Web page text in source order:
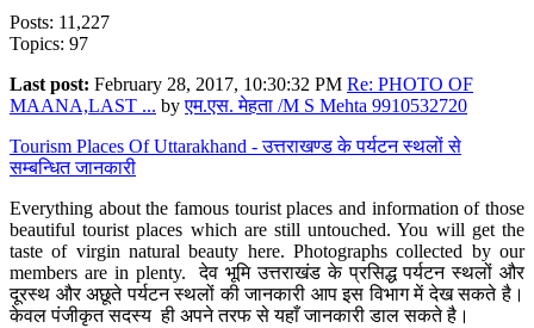
Posts: 11,227
Topics: 97
Last post: February 28, 2017, 10:30:32 PM Re: PHOTO OF
MAANA,LAST ... byएम.एस. मेहता /M S Mehta 9910532720
Tourism Places Of Uttarakhand - उत्तराखण्ड के पर्यटन स्थलों से
सम्बन्धित जानकारी
Everything about the famous tourist places and information of those
beautiful tourist places which are still untouched. You will get the
taste of virgin natural beauty here. Photographs collected by our
members are in plenty. देव भूमि उत्तराखंड के प्रसिद्ध पर्यटन स्थलों और
दूरस्थ और अछूते पर्यटन स्थलों की जानकारी आप इस विभाग में देख सकते है।
केवल पंजीकृत सदस्य ही अपने तरफ से यहाँ जानकारी डाल सकते है।